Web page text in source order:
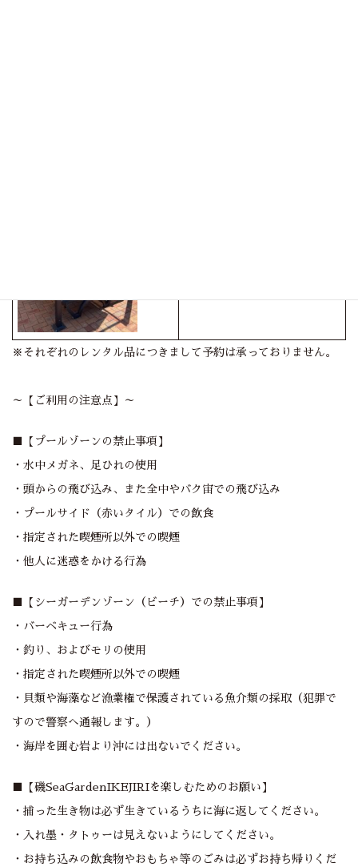
※それぞれのレンタル品につきまして予約は承っておりません。
～【ご利用の注意点】～
■【プールゾーンの禁止事項】
・水中メガネ、足ひれの使用
・頭からの飛び込み、また全中やバク宙での飛び込み
・プールサイド（赤いタイル）での飲食
・指定された喫煙所以外での喫煙
・他人に迷惑をかける行為
■【シーガーデンゾーン（ビーチ）での禁止事項】
・バーベキュー行為
・釣り、およびモリの使用
・指定された喫煙所以外での喫煙
・貝類や海藻など漁業権で保護されている魚介類の採取（犯罪で
すので警察へ通報します。）
・海岸を囲む岩より沖には出ないでください。
■【磯SeaGardenIKEJIRIを楽しむためのお願い】
・捕った生き物は必ず生きているうちに海に返してください。
・入れ墨・タトゥーは見えないようにしてください。
・お持ち込みの飲食物やおもちゃ等のごみは必ずお持ち帰りくだ